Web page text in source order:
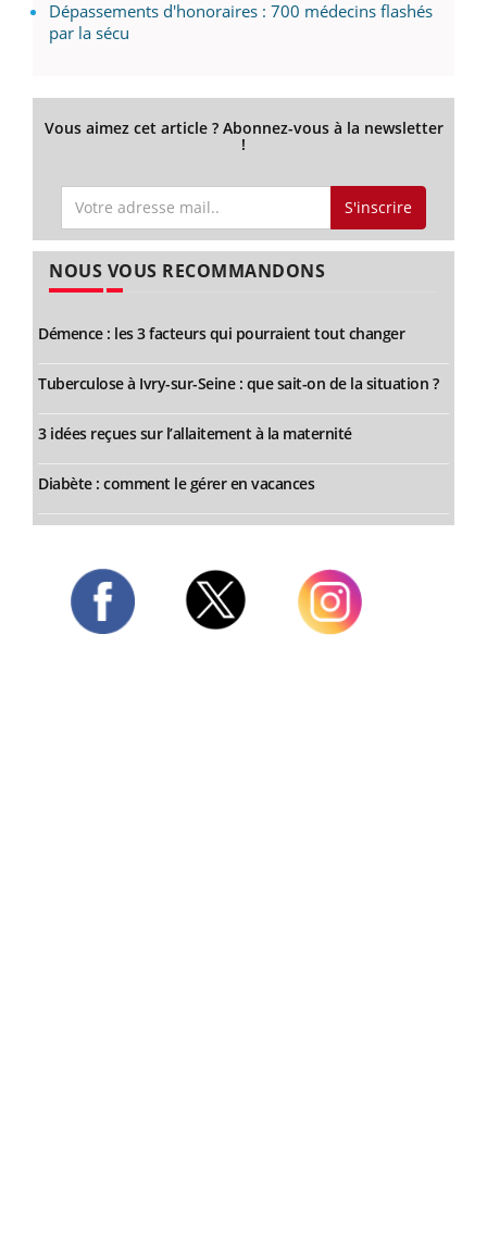
Dépassements d'honoraires : 700 médecins flashés
par la sécu
Vous aimez cet article ? Abonnez-vous à la newsletter
!
S'inscrire
NOUS VOUS RECOMMANDONS
Démence : les 3 facteurs qui pourraient tout changer
Tuberculose à Ivry-sur-Seine : que sait-on de la situation ?
3 idées reçues sur l’allaitement à la maternité
Diabète : comment le gérer en vacances